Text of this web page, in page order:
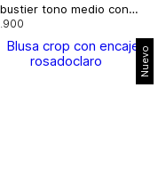
Top bustier tono medio con flores 3d
900
Nuevo